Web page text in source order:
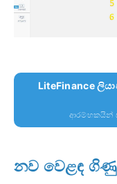
LiteFinance
ආරම්භකයින්
නව වෙළඳ